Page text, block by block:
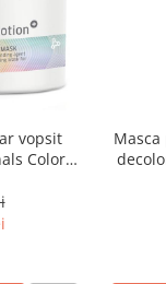
vopsit
Color